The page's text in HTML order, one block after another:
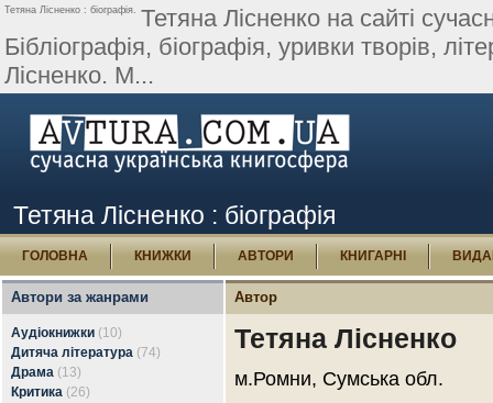
Тетяна Лісненко : біографія. Тетяна Лісненко на сайті
Бібліографія, біографія, уривки творів,
Лісненко. М...
Тетяна Лісненко : біографія
ГОЛОВНА КНИЖКИ АВТОРИ КНИГАРНІ
Автори за жанрами
Аудіокнижки (10)
Дитяча література (74)
Драма (13)
Критика (26)
Автор
Тетяна Лісненко
м.Ромни, Сумська обл.